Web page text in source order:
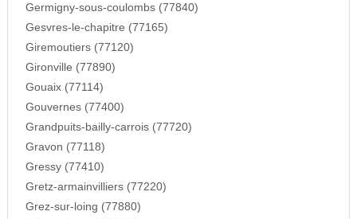
Germigny-sous-coulombs (77840)
Gesvres-le-chapitre (77165)
Giremoutiers (77120)
Gironville (77890)
Gouaix (77114)
Gouvernes (77400)
Grandpuits-bailly-carrois (77720)
Gravon (77118)
Gressy (77410)
Gretz-armainvilliers (77220)
Grez-sur-loing (77880)